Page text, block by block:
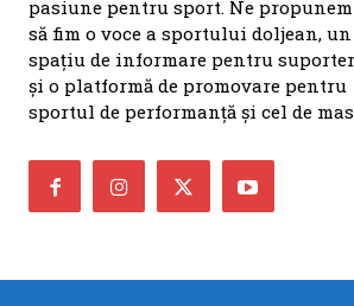
pasiune pentru sport. Ne propunem
să fim o voce a sportului doljean, un
spațiu de informare pentru
și o platformă de promovare pentru
sportul de performanță și cel de